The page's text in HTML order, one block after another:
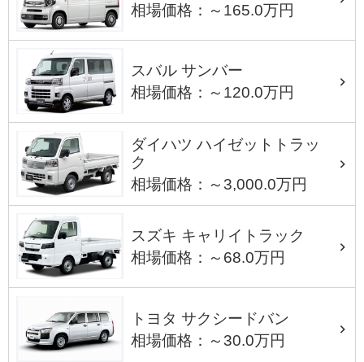
相場価格：～165.0万円
スバル サンバー
相場価格：～120.0万円
ダイハツ ハイゼットトラッ
ク
相場価格：～3,000.0万円
スズキ キャリイトラック
相場価格：～68.0万円
トヨタ サクシードバン
相場価格：～30.0万円